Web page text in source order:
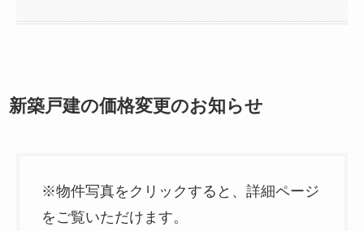
新築戸建の価格変更のお知らせ
※物件写真をクリックすると、詳細ページ
をご覧いただけます。